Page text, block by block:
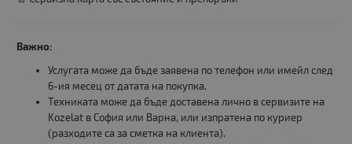
Важно:
Услугата може да бъде заявена по телефон или имейл след
6-ия месец от датата на покупка.
Техниката може да бъде доставена лично в сервизите на
Kozelat в София или Варна, или изпратена по куриер
(разходите са за сметка на клиента).